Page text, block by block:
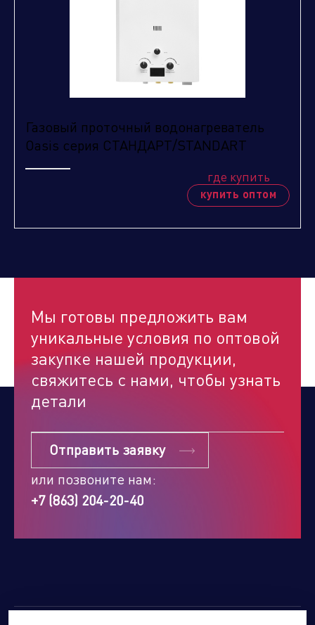
Отправить
Газовый проточный водонагреватель
Oasis серия СТАНДАРТ/STANDART
где купить
купить оптом
Мы готовы предложить вам
уникальные условия по оптовой
закупке нашей продукции,
свяжитесь с нами, чтобы узнать
детали
Отправить заявку
или позвоните нам:
+7 (863) 204-20-40